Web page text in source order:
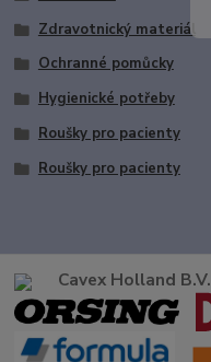
Zdravotnický materiál
Ochranné pomůcky
Hygienické potřeby
Roušky pro pacienty
Roušky pro pacienty
Cavex Holland B.V.